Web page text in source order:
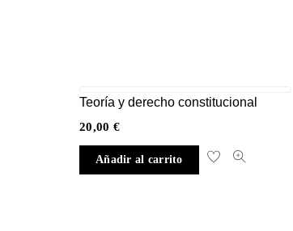
Teoría y derecho constitucional
20,00 €
Añadir al carrito